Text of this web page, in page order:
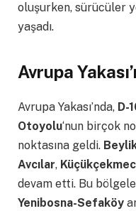
oluşurken, sürücüler
yaşadı.
Avrupa
Avrupa Yakası’nda, D-
Otoyolu‘nun birçok
noktasına geldi.
Avcılar,
devam etti. Bu
Yenibosna-Sefaköy